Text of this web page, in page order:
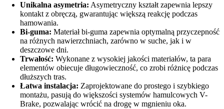
Unikalna asymetria: Asymetryczny kształt zapewnia lepszy
kontakt z obręczą, gwarantując większą reakcję podczas
hamowania.
Bi-guma: Materiał bi-guma zapewnia optymalną przyczepność
na różnych nawierzchniach, zarówno w suche, jak i w
deszczowe dni.
Trwałość: Wykonane z wysokiej jakości materiałów, ta para
elementów obiecuje długowieczność, co zrobi różnicę podczas
dłuższych tras.
Łatwa instalacja: Zaprojektowane do prostego i szybkiego
montażu, pasują do większości systemów hamulcowych V-
Brake, pozwalając wrócić na drogę w mgnieniu oka.